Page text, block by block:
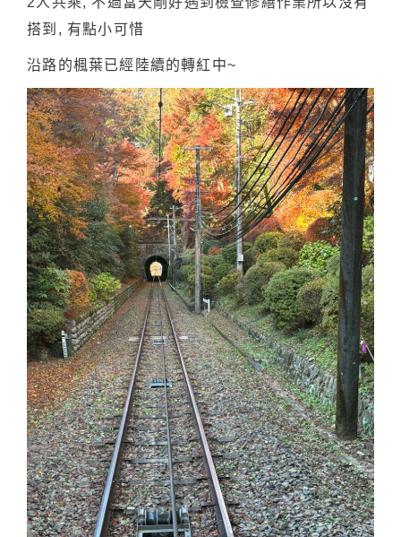
搭到, 有點小可惜
沿路的楓葉已經陸續的轉紅中~